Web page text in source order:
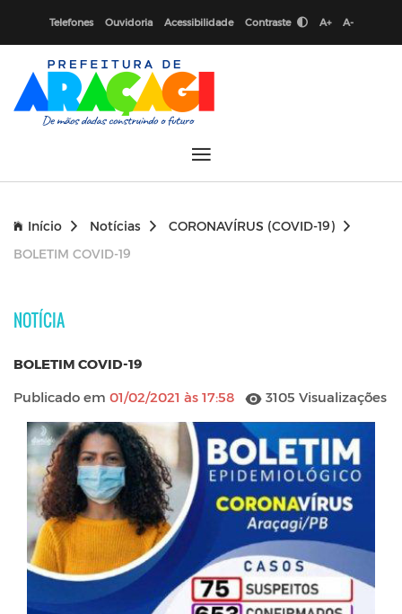
Telefones Ouvidoria Acessibilidade Contraste A+ A-
Início Notícias
CORONAVÍRUS (COVID-19)
BOLETIM COVID-19
NOTÍCIA
BOLETIM COVID-19
Publicado em 01/02/2021 às 17:58 3105 Visualizações